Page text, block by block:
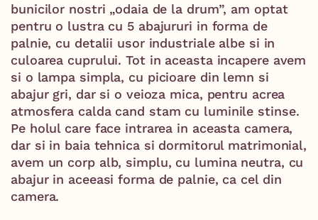
bunicilor nostri „odaia de la drum”, am optat
pentru o lustra cu 5 abajururi in forma de
palnie, cu detalii usor industriale albe si in
culoarea cuprului. Tot in aceasta incapere avem
si o lampa simpla, cu picioare din lemn si
abajur gri, dar si o veioza mica, pentru acrea
atmosfera calda cand stam cu luminile stinse.
Pe holul care face intrarea in aceasta camera,
dar si in baia tehnica si dormitorul matrimonial,
avem un corp alb, simplu, cu lumina neutra, cu
abajur in aceeasi forma de palnie, ca cel din
camera.